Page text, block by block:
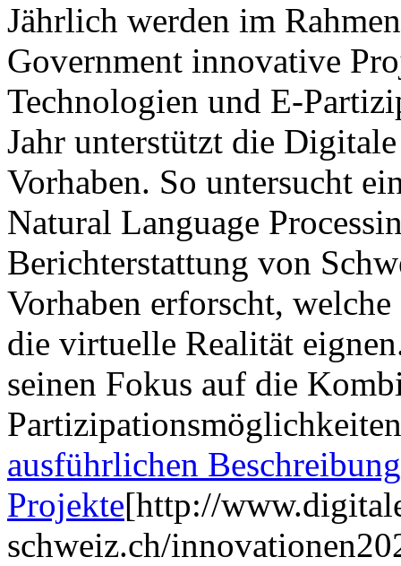
Jährlich werden im
Government innovative
Technologien und E-
Jahr unterstützt die
Vorhaben. So untersucht
Natural Language
Berichterstattung von
Vorhaben erforscht,
die virtuelle Realität
seinen Fokus auf die
ausführlichen
Projekte[http://
schweiz.ch/